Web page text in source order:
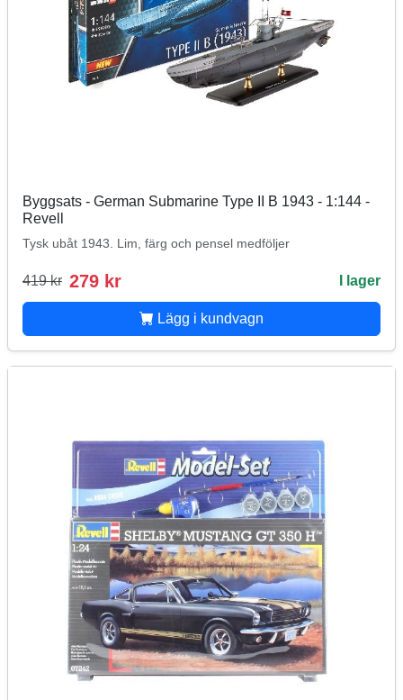
Byggsats - German Submarine Type II B 1943 - 1:144 -
Revell
Tysk ubåt 1943. Lim, färg och pensel medföljer
419 kr 279 kr I lager
Lägg i kundvagn